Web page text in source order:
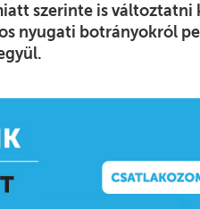
szerinte is változtatni
nyugati botrányokról